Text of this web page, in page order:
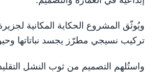
ويُوثّق المشروع الحكاية المكانية
تركيب نسيجي مطرّز يجسد نباتاتها
واستُلهم التصميم من ثوب النشل